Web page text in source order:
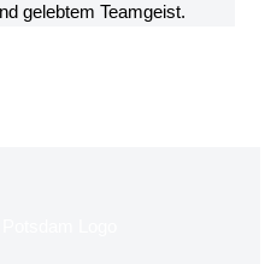
gelebtem Teamgeist.